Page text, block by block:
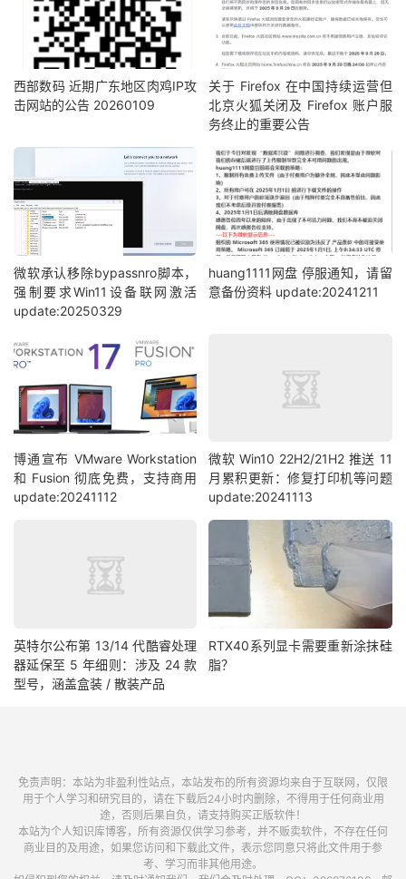
西部数码 近期广东地区肉鸡IP攻
击网站的公告 20260109
关于 Firefox 在中国持续运营但
北京火狐关闭及 Firefox 账户服
务终止的重要公告
微软承认移除bypassnro脚本，
强制要求Win11设备联网激活
update:20250329
huang1111网盘 停服通知，请留
意备份资料 update:20241211
博通宣布 VMware Workstation
和 Fusion 彻底免费，支持商用
update:20241112
微软 Win10 22H2/21H2 推送 11
月累积更新：修复打印机等问题
update:20241113
英特尔公布第 13/14 代酷睿处理
器延保至 5 年细则：涉及 24 款
型号，涵盖盒装 / 散装产品
RTX40系列显卡需要重新涂抹硅
脂？
免责声明：本站为非盈利性站点，本站发布的所有资源均来自于互联网，仅限
用于个人学习和研究目的，请在下载后24小时内删除，不得用于任何商业用
途，否则后果自负，请支持购买正版软件！
本站为个人知识库博客，所有资源仅供学习参考，并不贩卖软件，不存在任何
商业目的及用途，如果您访问和下载此文件，表示您同意只将此文件用于参
考、学习而非其他用途。